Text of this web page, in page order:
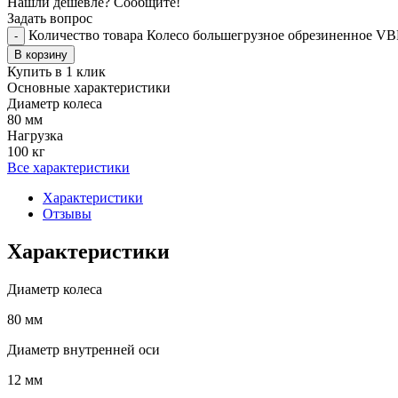
Задать вопрос
- Количество товара Колесо большегрузное обрезиненное
В корзину
Купить в 1 клик
Основные характеристики
Диаметр колеса
80 мм
Нагрузка
100 кг
Все характеристики
Характеристики
Отзывы
Характеристики
Диаметр колеса
80 мм
Диаметр внутренней оси
12 мм